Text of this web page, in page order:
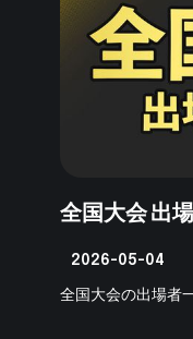
全国大会 出
2026-05-04
全国大会の出場者